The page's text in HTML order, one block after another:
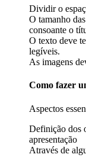
Dividir o
O tamanho
consoante o
O texto deve
legíveis.
As imagens
Como fazer
Aspectos
Definição dos
apresentação
Através de